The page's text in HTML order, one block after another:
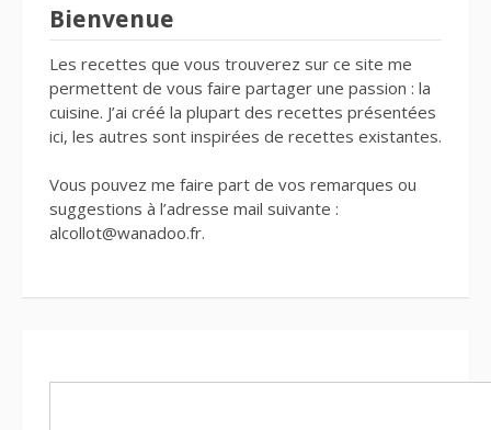
Bienvenue
Les recettes que vous trouverez sur ce site me
permettent de vous faire partager une passion : la
cuisine. J’ai créé la plupart des recettes présentées
ici, les autres sont inspirées de recettes existantes.
Vous pouvez me faire part de vos remarques ou
suggestions à l’adresse mail suivante :
alcollot@wanadoo.fr.